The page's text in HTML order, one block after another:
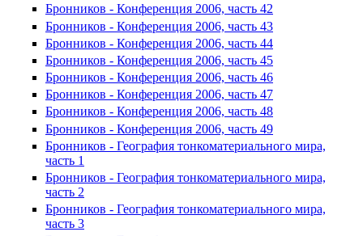
Бронников - Конференция 2006, часть 42
Бронников - Конференция 2006, часть 43
Бронников - Конференция 2006, часть 44
Бронников - Конференция 2006, часть 45
Бронников - Конференция 2006, часть 46
Бронников - Конференция 2006, часть 47
Бронников - Конференция 2006, часть 48
Бронников - Конференция 2006, часть 49
Бронников - География тонкоматериального мира,
часть 1
Бронников - География тонкоматериального мира,
часть 2
Бронников - География тонкоматериального мира,
часть 3